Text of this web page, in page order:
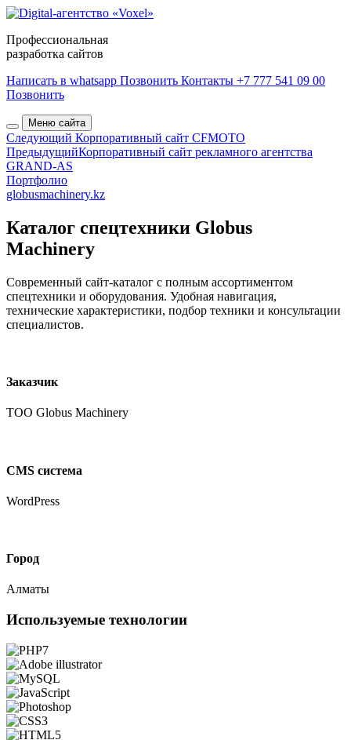
Профессиональная
разработка сайтов
Написать в whatsapp Позвонить Контакты +7 777 541 09 00
Позвонить
Меню сайта
Следующий Корпоративный сайт CFMOTO
ПредыдущийКорпоративный сайт рекламного агентства
GRAND-AS
Портфолио
globusmachinery.kz
Каталог спецтехники Globus
Machinery
Современный сайт-каталог с полным ассортиментом
спецтехники и оборудования. Удобная навигация,
технические характеристики, подбор техники и консультации
специалистов.
Заказчик
ТОО Globus Machinery
CMS система
WordPress
Город
Алматы
Используемые технологии